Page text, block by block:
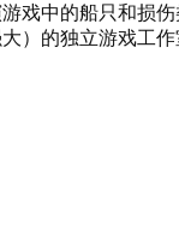
戏中的船只和损
）的独立游戏工